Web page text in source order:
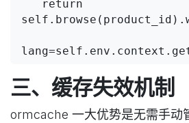
三、缓存失效机制
ormcache 一大优势是无需手动